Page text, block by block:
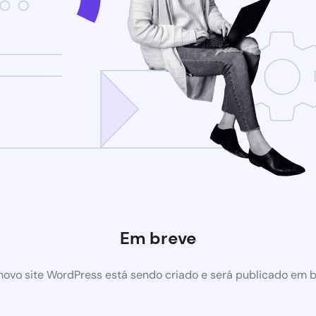
Em breve
site WordPress está sendo criado e será publicado em